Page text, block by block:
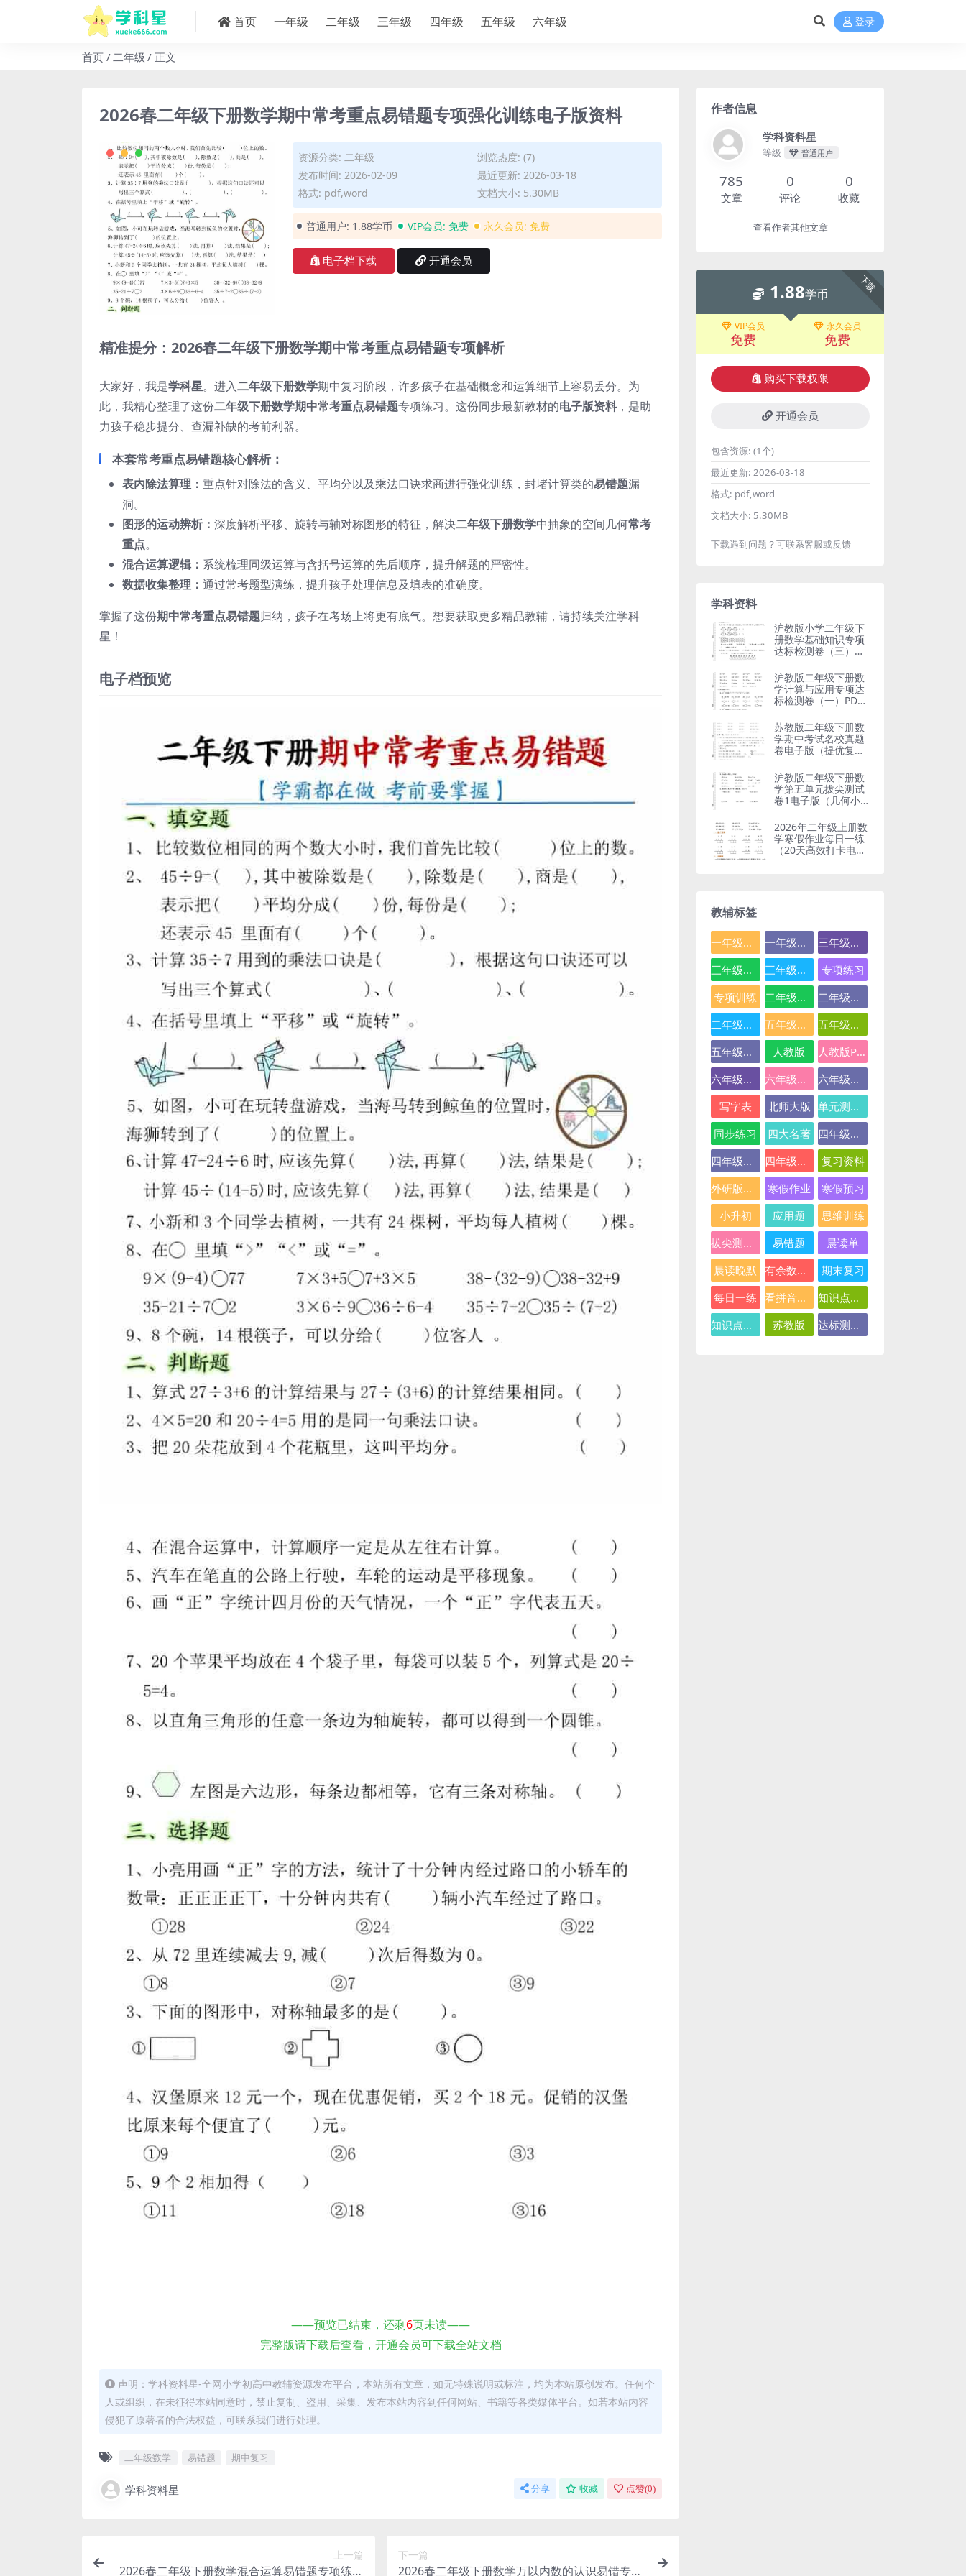
首页 一年级 二年级 三年级 四年级 五年级 六年级 登录
首页 二年级 正文
2026春二年级下册数学期中常考重点易错题专项强化训练电子版资料
资源分类: 二年级
浏览热度: (7)
发布时间: 2026-02-09
最近更新: 2026-03-18
格式: pdf,word
文档大小: 5.30MB
普通用户: 1.88学币 VIP会员: 免费 永久会员: 免费
电子档下载 开通会员
精准提分：2026春二年级下册数学期中常考重点易错题专项解析
大家好，我是学科星。进入二年级下册数学期中复习阶段，许多孩子在基础概念和运算细节上容易丢分。为
此，我精心整理了这份二年级下册数学期中常考重点易错题专项练习。这份同步最新教材的电子版资料，是助
力孩子稳步提分、查漏补缺的考前利器。
本套常考重点易错题核心解析：
表内除法算理： 重点针对除法的含义、平均分以及乘法口诀求商进行强化训练，封堵计算类的易错题漏
洞。
图形的运动辨析： 深度解析平移、旋转与轴对称图形的特征，解决二年级下册数学中抽象的空间几何常考
重点。
混合运算逻辑： 系统梳理同级运算与含括号运算的先后顺序，提升解题的严密性。
数据收集整理： 通过常考题型演练，提升孩子处理信息及填表的准确度。
掌握了这份期中常考重点易错题归纳，孩子在考场上将更有底气。想要获取更多精品教辅，请持续关注学科
星！
电子档预览
——预览已结束，还剩6页未读——
完整版请下载后查看，开通会员可下载全站文档
声明：学科资料星-全网小学初高中教辅资源发布平台，本站所有文章，如无特殊说明或标注，均为本站原创发布。任何个
人或组织，在未征得本站同意时，禁止复制、盗用、采集、发布本站内容到任何网站、书籍等各类媒体平台。如若本站内容
侵犯了原著者的合法权益，可联系我们进行处理。
二年级数学 易错题 期中复习
学科资料星 分享 收藏 点赞(0)
上一篇
2026春二年级下册数学混合运算易错题专项练习
下一篇
2026春二年级下册数学万以内数的认识易错专项
作者信息
学科资料星
等级 普通用户
785
文章
0
评论
0
收藏
查看作者其他文章
下载
1.88学币
VIP会员
免费
永久会员
免费
购买下载权限
开通会员
包含资源: (1个)
最近更新: 2026-03-18
格式: pdf,word
文档大小: 5.30MB
下载遇到问题？可联系客服或反馈
学科资料
沪教版小学二年级下
册数学基础知识专项
达标检测卷（三）电
沪教版二年级下册数
学计算与应用专项达
标检测卷（一）PDF
苏教版二年级下册数
学期中考试名校真题
卷电子版（提优复习
沪教版二年级下册数
学第五单元拔尖测试
卷1电子版（几何小
2026年二年级上册数
学寒假作业每日一练
（20天高效打卡电子
教辅标签
一年级数学 一年级语文
三年级数学
三年级英语
三年级语文
专项练习
专项训练
二年级下册数学
二年级数学
二年级语文
五年级数学
五年级英语
五年级语文
人教版
人教版PEP
六年级数学
六年级英语
六年级语文
写字表
北师大版
单元测试卷
同步练习
四大名著
四年级下册语文
四年级数学
四年级语文
复习资料
外研版三起点
寒假作业
寒假预习
小升初
应用题
思维训练
拔尖测试卷
易错题
晨读单
晨读晚默
有余数的除法
期末复习
每日一练
看拼音写词语
知识点总结
知识点汇总
苏教版 达标测试卷